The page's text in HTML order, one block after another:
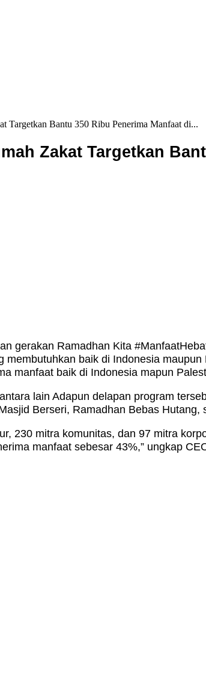
Targetkan Bantu 350 Ribu Penerima Manfaat di...
Zakat Targetkan
gerakan Ramadhan Kita
membutuhkan baik di Indonesia
manfaat baik di Indonesia mapun
lain Adapun delapan program
Berseri, Ramadhan Bebas
230 mitra komunitas, dan 97 mitra
manfaat sebesar 43%,” ungkap